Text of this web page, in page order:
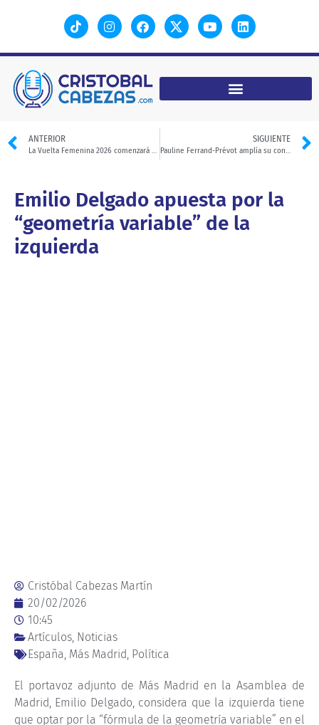
ANTERIOR
La Vuelta Femenina 2026 comenzará en Galicia
SIGUIENTE
Pauline Ferrand-Prévot amplía su contrato con Visma
Emilio Delgado apuesta por la
“geometría variable” de la
izquierda
Cristóbal Cabezas Martín
20/02/2026
10:45
Artículos Noticias
España Más Madrid Política
El portavoz adjunto de Más Madrid en la Asamblea de
Madrid, Emilio Delgado, considera que la izquierda tiene
que optar por la “fórmula de la geometría variable” en el